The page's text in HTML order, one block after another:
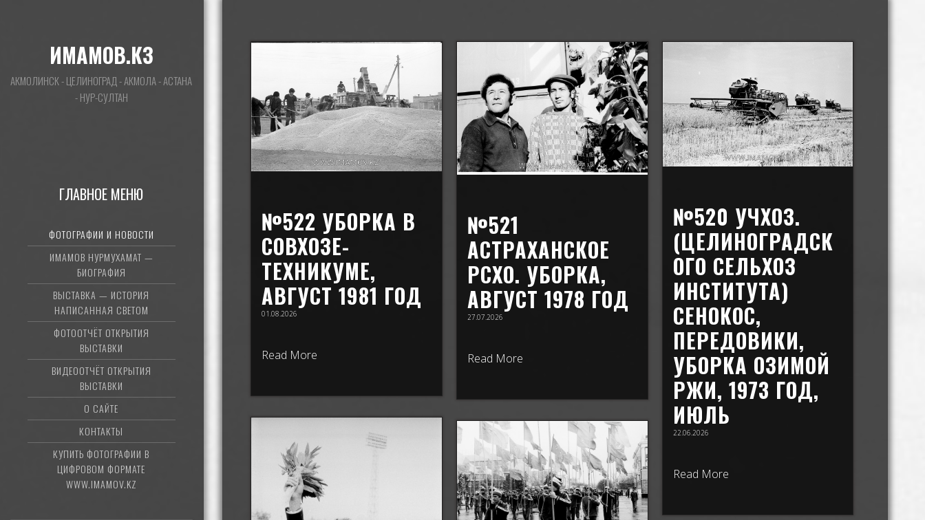
ИМАМОВ.КЗ
АКМОЛИНСК - ЦЕЛИНОГРАД - АКМОЛА - АСТАНА
- НУР-СУЛТАН
ГЛАВНОЕ МЕНЮ
ФОТОГРАФИИ И НОВОСТИ
ИМАМОВ НУРМУХАМАТ —
БИОГРАФИЯ
ВЫСТАВКА — ИСТОРИЯ
НАПИСАННАЯ СВЕТОМ
ФОТООТЧЁТ ОТКРЫТИЯ
ВЫСТАВКИ
ВИДЕООТЧЁТ ОТКРЫТИЯ
ВЫСТАВКИ
О САЙТЕ
КОНТАКТЫ
КУПИТЬ ФОТОГРАФИИ В
ЦИФРОВОМ ФОРМАТЕ
WWW.IMAMOV.KZ
№522 УБОРКА В
СОВХОЗЕ-
ТЕХНИКУМЕ,
АВГУСТ 1981 ГОД
01.08.2026
Read More
№521
АСТРАХАНСКОЕ
РСХО. УБОРКА,
АВГУСТ 1978 ГОД
27.07.2026
Read More
№520 УЧХОЗ.
(ЦЕЛИНОГРАДСК
ОГО СЕЛЬХОЗ
ИНСТИТУТА)
СЕНОКОС,
ПЕРЕДОВИКИ,
УБОРКА ОЗИМОЙ
РЖИ, 1973 ГОД,
ИЮЛЬ
22.06.2026
Read More